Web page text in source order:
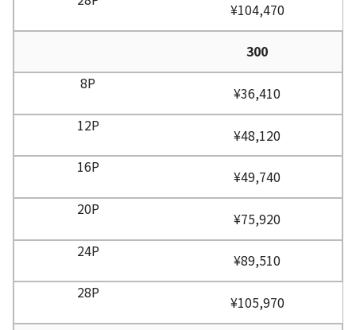
¥104,470
300
¥36,410
¥48,120
¥49,740
¥75,920
¥89,510
¥105,970